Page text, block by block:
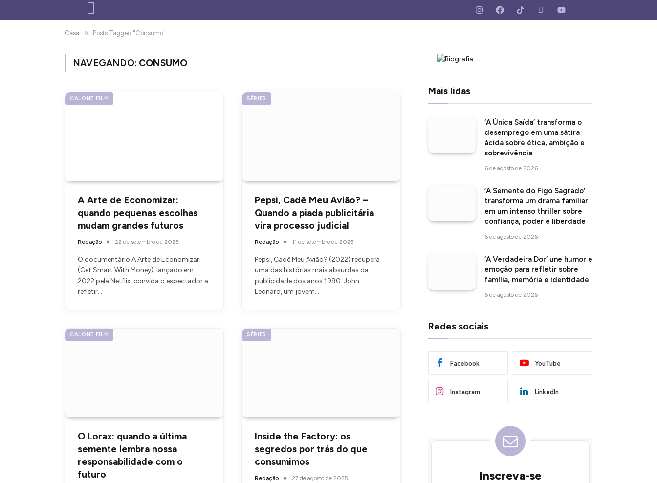
Casa » Posts Tagged "Consumo"
NAVEGANDO: CONSUMO
CALONE FILM
A Arte de Economizar:
quando pequenas escolhas
mudam grandes futuros
Redação 22 de setembro de 2025
O documentário A Arte de Economizar
(Get Smart With Money), lançado em
2022 pela Netflix, convida o espectador a
refletir…
SÉRIES
Pepsi, Cadê Meu Avião? –
Quando a piada publicitária
vira processo judicial
Redação 11 de setembro de 2025
Pepsi, Cadê Meu Avião? (2022) recupera
uma das histórias mais absurdas da
publicidade dos anos 1990. John
Leonard, um jovem…
CALONE FILM
O Lorax: quando a última
semente lembra nossa
responsabilidade com o
futuro
SÉRIES
Inside the Factory: os
segredos por trás do que
consumimos
Redação 27 de agosto de 2025
Mais lidas
‘A Única Saída’ transforma o
desemprego em uma sátira
ácida sobre ética, ambição e
sobrevivência
6 de agosto de 2026
‘A Semente do Figo Sagrado’
transforma um drama familiar
em um intenso thriller sobre
confiança, poder e liberdade
6 de agosto de 2026
‘A Verdadeira Dor’ une humor e
emoção para refletir sobre
família, memória e identidade
6 de agosto de 2026
Redes sociais
Facebook YouTube
Instagram LinkedIn
Inscreva-se